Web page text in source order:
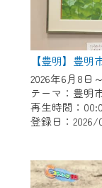
【豊明】豊明
2026年6月8日
テーマ：豊明
再生時間：
登録日：2026/